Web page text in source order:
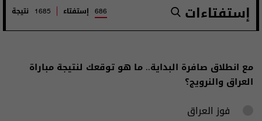
إستفتاءات 686 إستفتاء 1685 نتيجة
مع انطلاق صافرة البداية.. ما هو توقعك لنتيجة مباراة
العراق والنرويج؟
فوز العراق